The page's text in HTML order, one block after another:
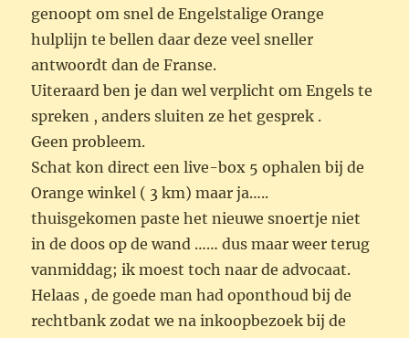
genoopt om snel de Engelstalige Orange
hulplijn te bellen daar deze veel sneller
antwoordt dan de Franse.
Uiteraard ben je dan wel verplicht om Engels te
spreken , anders sluiten ze het gesprek .
Geen probleem.
Schat kon direct een live-box 5 ophalen bij de
Orange winkel ( 3 km) maar ja…..
thuisgekomen paste het nieuwe snoertje niet
in de doos op de wand …… dus maar weer terug
vanmiddag; ik moest toch naar de advocaat.
Helaas , de goede man had oponthoud bij de
rechtbank zodat we na inkoopbezoek bij de